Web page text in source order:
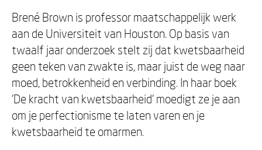
Brené Brown is professor maatschappelijk werk
aan de Universiteit van Houston. Op basis van
twaalf jaar onderzoek stelt zij dat kwetsbaarheid
geen teken van zwakte is, maar juist de weg naar
moed, betrokkenheid en verbinding. In haar boek
'De kracht van kwetsbaarheid' moedigt ze je aan
om je perfectionisme te laten varen en je
kwetsbaarheid te omarmen.